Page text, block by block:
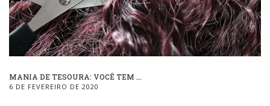
MANIA DE TESOURA: VOCÊ TEM ...
6 DE FEVEREIRO DE 2020